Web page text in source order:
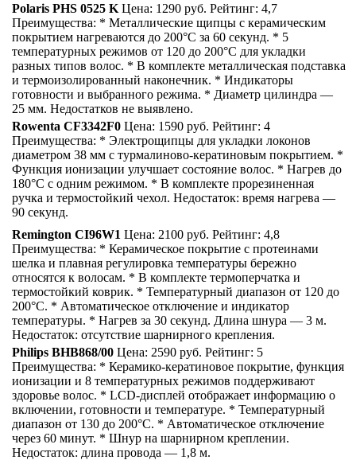
Polaris PHS 0525 K Цена: 1290 руб. Рейтинг: 4,7
Преимущества: * Металлические щипцы с керамическим
покрытием нагреваются до 200°С за 60 секунд. * 5
температурных режимов от 120 до 200°С для укладки
разных типов волос. * В комплекте металлическая подставка
и термоизолированный наконечник. * Индикаторы
готовности и выбранного режима. * Диаметр цилиндра —
25 мм. Недостатков не выявлено.
Rowenta CF3342F0 Цена: 1590 руб. Рейтинг: 4
Преимущества: * Электрощипцы для укладки локонов
диаметром 38 мм с турмалиново-кератиновым покрытием. *
Функция ионизации улучшает состояние волос. * Нагрев до
180°С с одним режимом. * В комплекте прорезиненная
ручка и термостойкий чехол. Недостаток: время нагрева —
90 секунд.
Remington CI96W1 Цена: 2100 руб. Рейтинг: 4,8
Преимущества: * Керамическое покрытие с протеинами
шелка и плавная регулировка температуры бережно
относятся к волосам. * В комплекте термоперчатка и
термостойкий коврик. * Температурный диапазон от 120 до
200°С. * Автоматическое отключение и индикатор
температуры. * Нагрев за 30 секунд. Длина шнура — 3 м.
Недостаток: отсутствие шарнирного крепления.
Philips BHB868/00 Цена: 2590 руб. Рейтинг: 5
Преимущества: * Керамико-кератиновое покрытие, функция
ионизации и 8 температурных режимов поддерживают
здоровье волос. * LCD-дисплей отображает информацию о
включении, готовности и температуре. * Температурный
диапазон от 130 до 200°С. * Автоматическое отключение
через 60 минут. * Шнур на шарнирном креплении.
Недостаток: длина провода — 1,8 м.